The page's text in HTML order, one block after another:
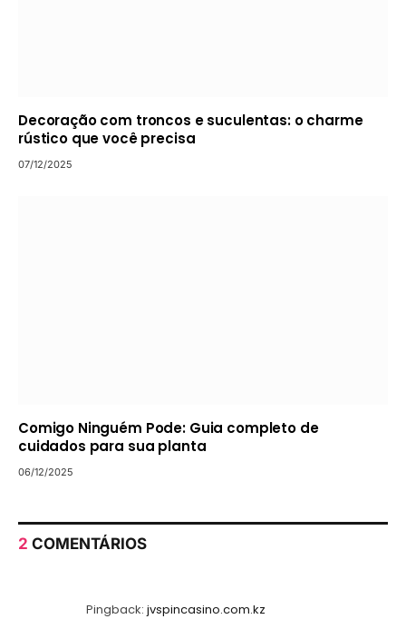
Decoração com troncos e suculentas: o charme
rústico que você precisa
07/12/2025
Comigo Ninguém Pode: Guia completo de
cuidados para sua planta
06/12/2025
2 COMENTÁRIOS
Pingback: jvspincasino.com.kz